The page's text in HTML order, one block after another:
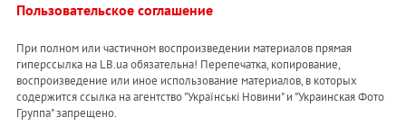
Пользовательское соглашение
При полном или частичном воспроизведении материалов прямая
гиперссылка на LB.ua обязательна! Перепечатка, копирование,
воспроизведение или иное использование материалов, в которых
содержится ссылка на агентство "Українськi Новини" и "Украинская Фото
Группа" запрещено.